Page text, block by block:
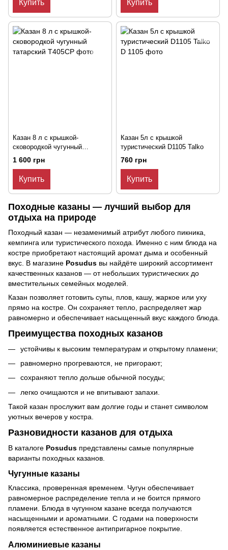
Купить Купить
Казан 8 л с крышкой-
сковородкой чугунный
татарский
1 600 грн
Купить
Казан 5л с крышкой
туристический D1105 Talko
760 грн
Купить
Походные казаны — лучший выбор для
отдыха на природе
Походный казан — незаменимый атрибут любого пикника,
кемпинга или туристического похода. Именно с ним блюда на
костре приобретают настоящий аромат дыма и особенный
вкус. В магазине Posudus вы найдёте широкий ассортимент
качественных казанов — от небольших туристических до
вместительных семейных моделей.
Казан позволяет готовить супы, плов, кашу, жаркое или уху
прямо на костре. Он сохраняет тепло, распределяет жар
равномерно и обеспечивает насыщенный вкус каждого блюда.
Преимущества походных казанов
устойчивы к высоким температурам и открытому пламени;
равномерно прогреваются, не пригорают;
сохраняют тепло дольше обычной посуды;
легко очищаются и не впитывают запахи.
Такой казан прослужит вам долгие годы и станет символом
уютных вечеров у костра.
Разновидности казанов для отдыха
В каталоге Posudus представлены самые популярные
варианты походных казанов.
Чугунные казаны
Классика, проверенная временем. Чугун обеспечивает
равномерное распределение тепла и не боится прямого
пламени. Блюда в чугунном казане всегда получаются
насыщенными и ароматными. С годами на поверхности
появляется естественное антипригарное покрытие.
Алюминиевые казаны